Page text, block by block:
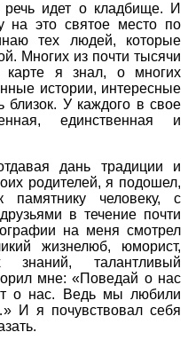
речь идет о кладбище. И
на это святое место по
тех людей, которые
Многих из почти тысячи
карте я знал, о многих
истории, интересные
У каждого в свое
единственная и
дань традиции и
родителей, я подошел,
человеку, с
в течение почти
на меня смотрел
жизнелюб, юморист,
знаний, талантливый
мне: «Поведай о нас
о нас. Ведь мы любили
И я почувствовал себя